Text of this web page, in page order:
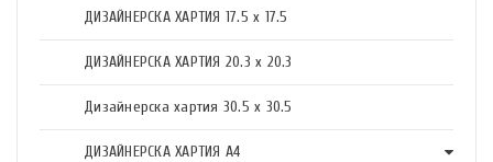
ДИЗАЙНЕРСКА ХАРТИЯ 17.5 х 17.5
ДИЗАЙНЕРСКА ХАРТИЯ 20.3 х 20.3
Дизайнерска хартия 30.5 х 30.5
ДИЗАЙНЕРСКА ХАРТИЯ А4